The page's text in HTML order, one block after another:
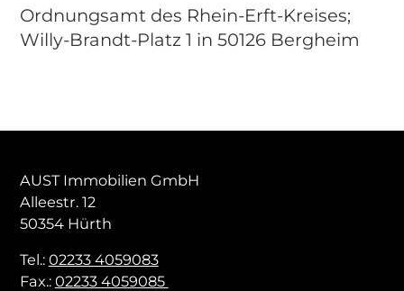
Ordnungsamt des Rhein-Erft-Kreises;
Willy-Brandt-Platz 1 in 50126 Bergheim
AUST Immobilien GmbH
Alleestr. 12
50354 Hürth
Tel.: 02233 4059083
Fax.: 02233 4059085